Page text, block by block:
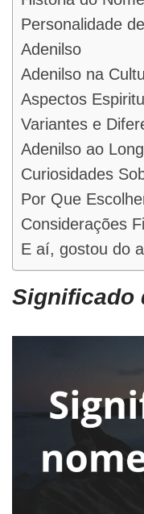
Personalidade
Adenilso
Adenilso na
Aspectos
Variantes e
Adenilso ao
Curiosidades
Por Que
Considerações
E aí, gostou do
Significado